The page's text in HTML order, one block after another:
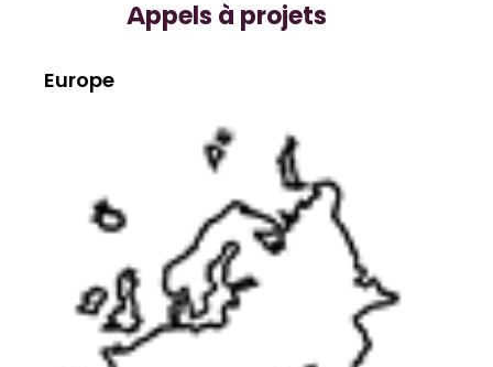
Appels à projets
Europe